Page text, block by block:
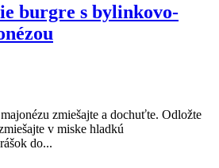
burgre s bylinkovo-
zmiešajte a dochuťte. Odložte
v miske hladkú
do...